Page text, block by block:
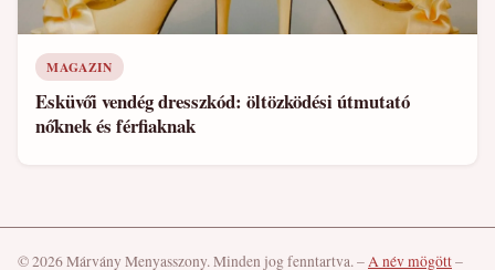
MAGAZIN
Esküvői vendég dresszkód: öltözködési útmutató
nőknek és férfiaknak
© 2026 Márvány Menyasszony. Minden jog fenntartva.–A név mögött–